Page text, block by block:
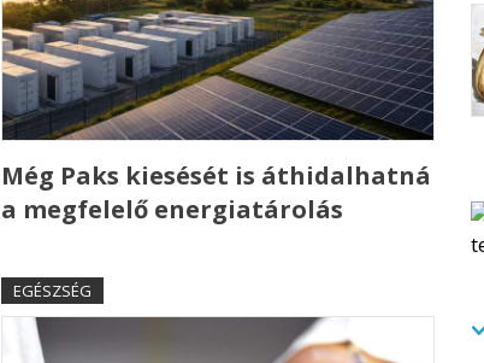
Még Paks kiesését is áthidalhatná
a megfelelő energiatárolás
EGÉSZSÉG